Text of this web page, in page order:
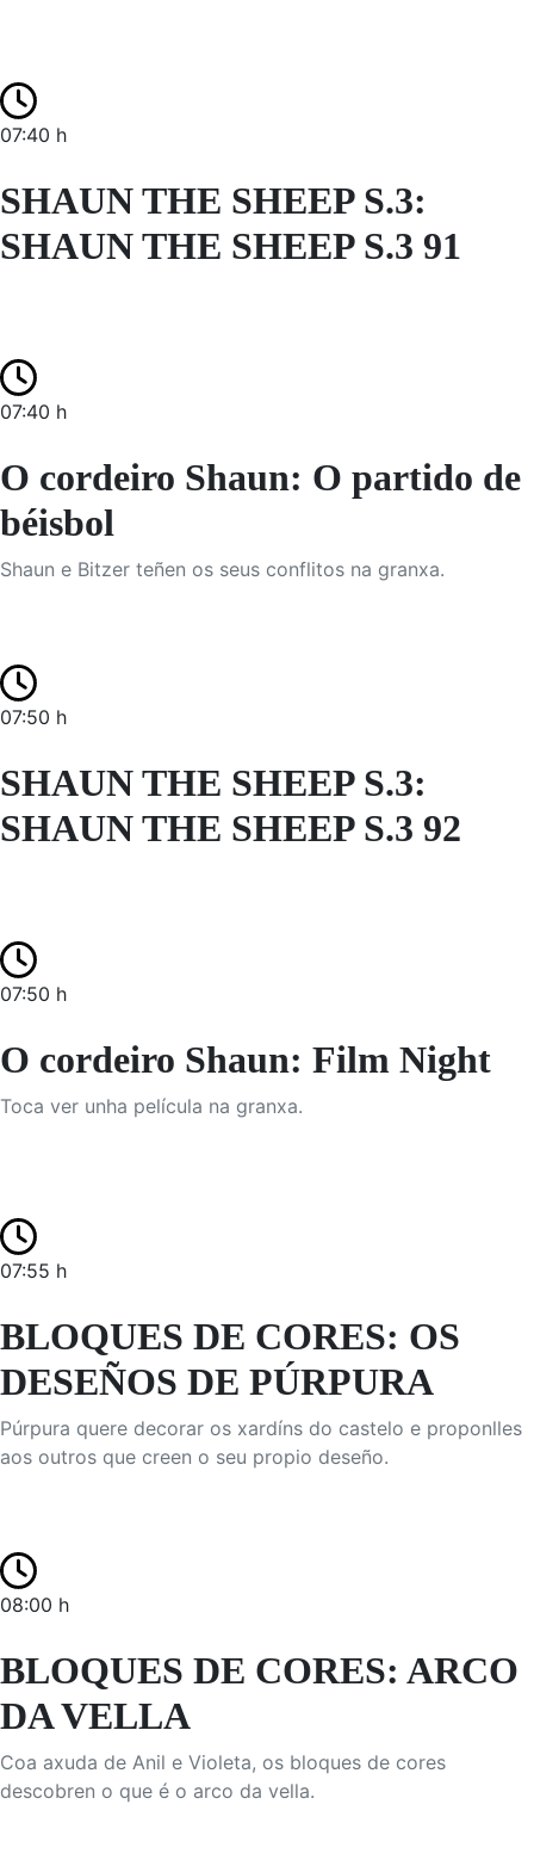
07:40 h
SHAUN THE SHEEP S.3:
SHAUN THE SHEEP S.3 91
07:40 h
O cordeiro Shaun: O partido de
béisbol
Shaun e Bitzer teñen os seus conflitos na granxa.
07:50 h
SHAUN THE SHEEP S.3:
SHAUN THE SHEEP S.3 92
07:50 h
O cordeiro Shaun: Film Night
Toca ver unha película na granxa.
07:55 h
BLOQUES DE CORES: OS
DESEÑOS DE PÚRPURA
Púrpura quere decorar os xardíns do castelo e proponlles
aos outros que creen o seu propio deseño.
08:00 h
BLOQUES DE CORES: ARCO
DA VELLA
Coa axuda de Anil e Violeta, os bloques de cores
descobren o que é o arco da vella.